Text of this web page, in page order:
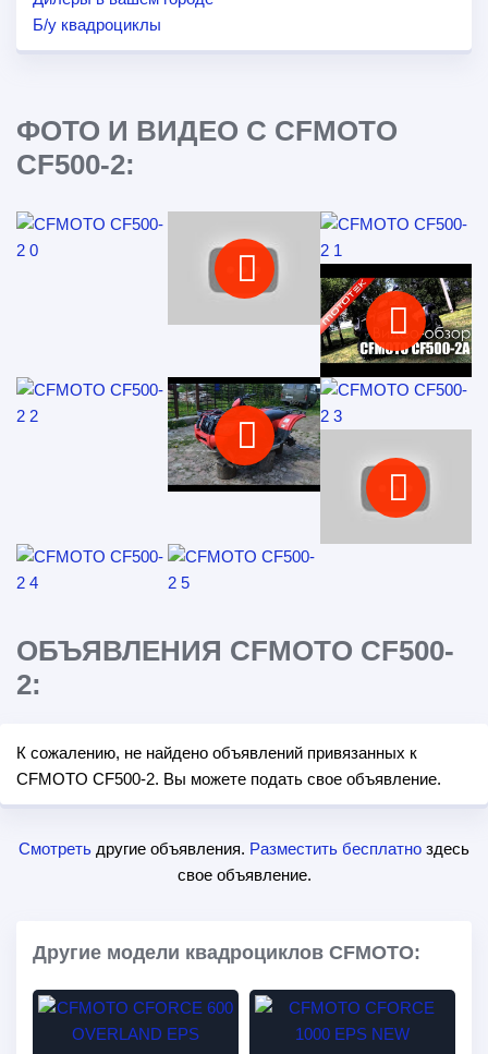
Б/у квадроциклы
ФОТО И ВИДЕО С CFMOTO
CF500-2:
ОБЪЯВЛЕНИЯ CFMOTO CF500-
2:
К сожалению, не найдено объявлений привязанных к
CFMOTO CF500-2. Вы можете подать свое объявление.
Смотреть другие объявления. Разместить бесплатно здесь
свое объявление.
Другие модели квадроциклов CFMOTO: